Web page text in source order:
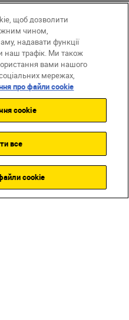
щоб дозволити
чином,
надавати функції
наш трафік. Ми також
вами нашого
мережах,
про файли cookie
cookie
все
сookie